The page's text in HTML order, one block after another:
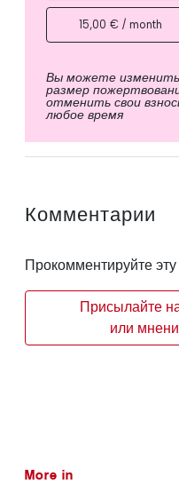
15,00 € / month
Вы можете изменить
размер
отменить свои
любое время
Комментарии
Прокомментируйте
Присылайте
или
More in